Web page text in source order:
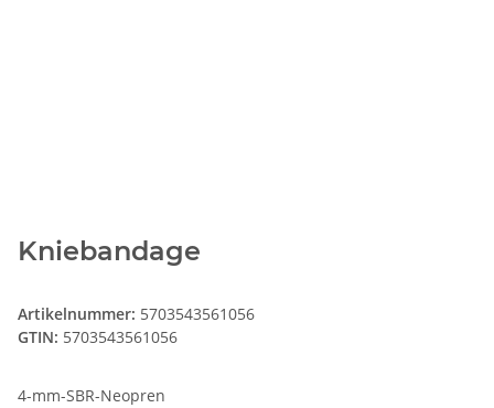
Kniebandage
Artikelnummer: 5703543561056
GTIN: 5703543561056
4-mm-SBR-Neopren